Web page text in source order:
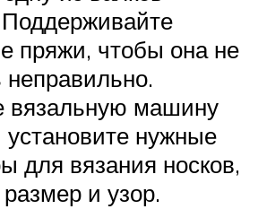
пряжи, чтобы она не
неправильно.
вязальную машину
нужные
для вязания носков,
размер и узор.